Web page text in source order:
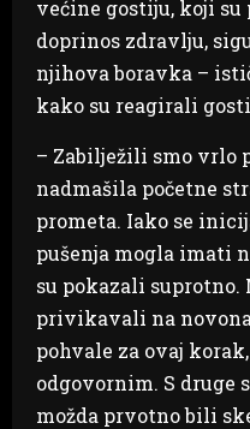
većine gostiju, koji
doprinos zdravlju,
njihova boravka –
kako su reagirali
– Zabilježili smo vrlo
nadmašila početne
prometa. Iako se
pušenja mogla imati
su pokazali suprotno.
privikavali na
pohvale za ovaj
odgovornim. S druge
možda prvotno bili